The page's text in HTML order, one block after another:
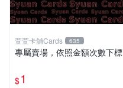
萱萱卡舖Cards 635
專屬賣場，依照金額次數下標
$1